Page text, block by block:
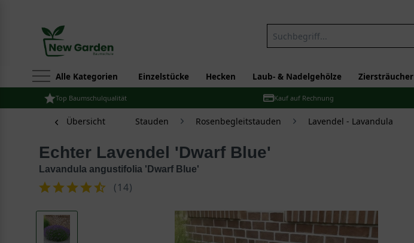
Alle Kategorien Einzelstücke Hecken Laub- & Nadelgehölze Ziersträucher
Top Baumschulqualität Kauf auf Rechnung
Übersicht Stauden Rosenbegleitstauden Lavendel - Lavandula
Echter Lavendel 'Dwarf Blue'
Lavandula angustifolia 'Dwarf Blue'
(14)